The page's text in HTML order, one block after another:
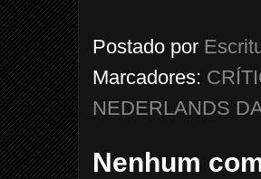
Postado por
Marcadores:
NEDERLANDS
Nenhum